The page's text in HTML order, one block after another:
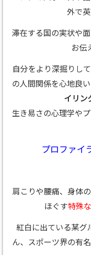
外で
滞在する国の実状や
お伝
自分をより深掘りし
の人間関係を心地良
イリン
生き易さの心理学や
プロファイ
肩こりや腰痛、身体
ほぐす特殊
紅白に出ている某グ
ん、スポーツ界の有